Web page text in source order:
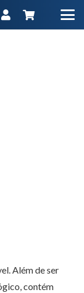
Além de ser
contém